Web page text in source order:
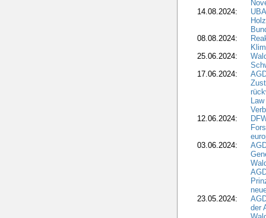
14.08.2024:
08.08.2024:
25.06.2024:
17.06.2024:
12.06.2024:
03.06.2024:
23.05.2024:
der